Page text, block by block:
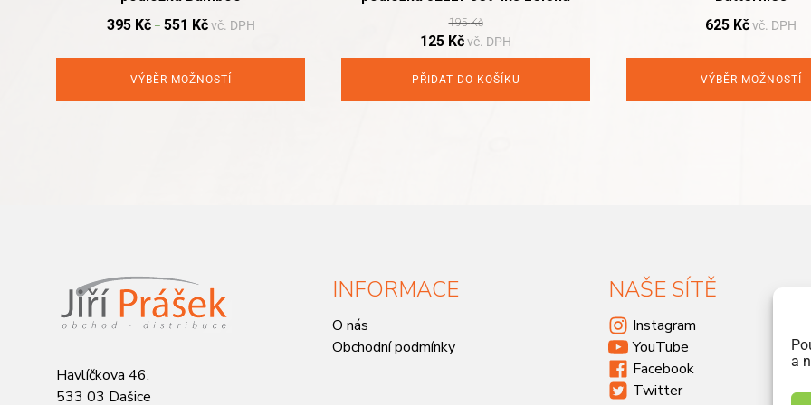
a
395 Kč– 551 Kč vč. DPH
VÝBĚR MOŽNOSTÍ
195Kč
Original
was:
195 Kč.
125 KčCurrent
125 Kč.
vč. DPH
PŘIDAT DO KOŠÍKU
625 Kčvč. DPH
VÝBĚR MOŽNOSTÍ
Havlíčkova 46,
533 03 Dašice
INFORMACE
O nás
Obchodní podmínky
NAŠE SÍTĚ
Instagram
YouTube
Facebook
Twitter